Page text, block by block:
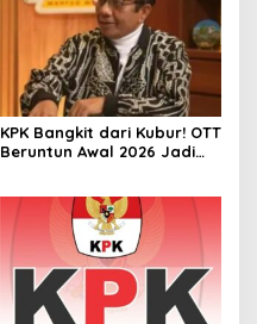
KPK Bangkit dari Kubur! OTT
Beruntun Awal 2026 Jadi